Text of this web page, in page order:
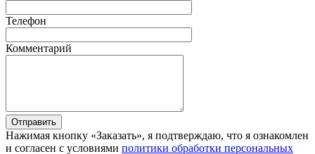
Телефон
Комментарий
Отправить
Нажимая кнопку «Заказать», я подтверждаю, что я ознакомлен
и согласен с условиями политики обработки персональных